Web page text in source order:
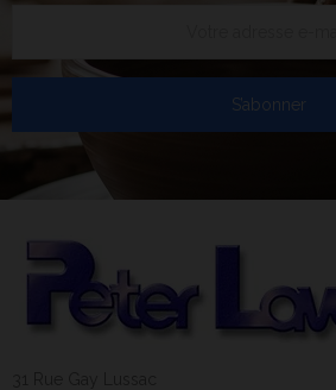
S’abonner